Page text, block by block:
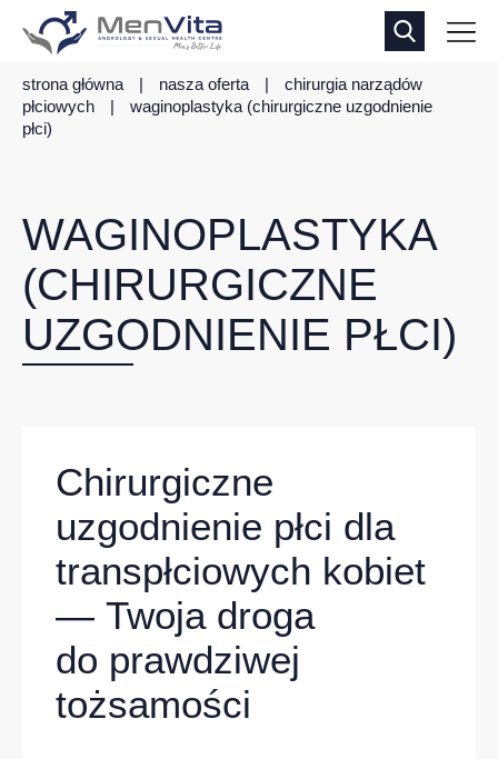
strona główna | nasza oferta |
chirurgia narządów
płciowych
|
waginoplastyka (chirurgiczne uzgodnienie
płci)
WAGINOPLASTYKA
(CHIRURGICZNE
UZGODNIENIE PŁCI)
Chirurgiczne
uzgodnienie płci dla
transpłciowych kobiet
— Twoja droga
do prawdziwej
tożsamości